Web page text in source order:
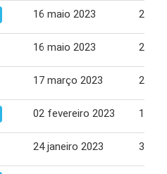
16 maio 2023 22
16 maio 2023 22
17 março 2023 20
02 fevereiro 2023 15
24 janeiro 2023 30